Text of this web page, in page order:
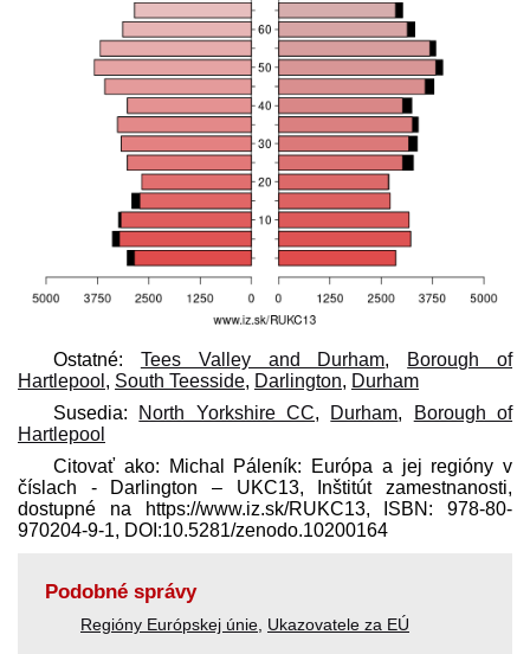
Ostatné: Tees Valley and Durham,
Borough of
Hartlepool , South Teesside, Darlington, Durham
Susedia: North Yorkshire CC, Durham,
Borough of
Hartlepool
Citovať ako: Michal Páleník: Európa a jej regióny v
číslach - Darlington – UKC13, Inštitút zamestnanosti,
dostupné na https://www.iz.sk/​RUKC13, ISBN: 978-80-
970204-9-1, DOI:10.5281/zenodo.10200164
Podobné správy
Regióny Európskej únie Ukazovatele za EÚ